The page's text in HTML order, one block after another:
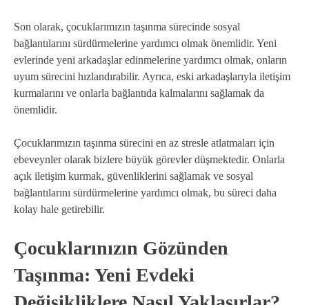
Son olarak, çocuklarımızın taşınma sürecinde sosyal
bağlantılarını sürdürmelerine yardımcı olmak önemlidir. Yeni
evlerinde yeni arkadaşlar edinmelerine yardımcı olmak, onların
uyum sürecini hızlandırabilir. Ayrıca, eski arkadaşlarıyla iletişim
kurmalarını ve onlarla bağlantıda kalmalarını sağlamak da
önemlidir.
Çocuklarımızın taşınma sürecini en az stresle atlatmaları için
ebeveynler olarak bizlere büyük görevler düşmektedir. Onlarla
açık iletişim kurmak, güvenliklerini sağlamak ve sosyal
bağlantılarını sürdürmelerine yardımcı olmak, bu süreci daha
kolay hale getirebilir.
Çocuklarınızın Gözünden
Taşınma: Yeni Evdeki